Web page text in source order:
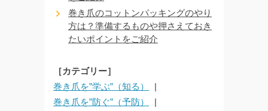
巻き爪のコットンパッキングのやり
方は？準備するものや押さえておき
たいポイントをご紹介
［カテゴリー］
巻き爪を”学ぶ”（知る）
巻き爪を”防ぐ”（予防）